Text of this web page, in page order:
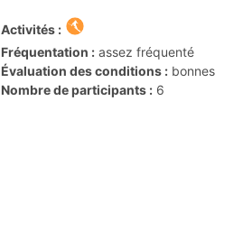
Activités
Fréquentation
assez fréquenté
Évaluation des conditions
bonnes
Nombre de participants
6